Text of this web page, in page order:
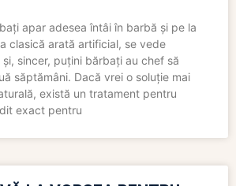
apar adesea întâi în barbă și pe la
clasică arată artificial, se vede
sincer, puțini bărbați au chef să
săptămâni. Dacă vrei o soluție mai
există un tratament pentru
exact pentru